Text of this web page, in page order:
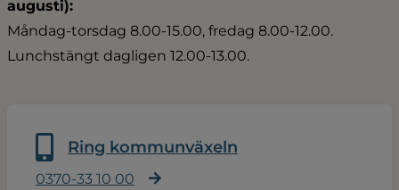
augusti):
Måndag-torsdag 8.00-15.00, fredag 8.00-12.00.
Lunchstängt dagligen 12.00-13.00.
Ring kommunväxeln
0370-33 10 00